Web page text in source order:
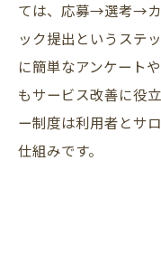
ては、応募→選考→
ック提出というステ
に簡単なアンケート
もサービス改善に役
ー制度は利用者とサ
仕組みです。